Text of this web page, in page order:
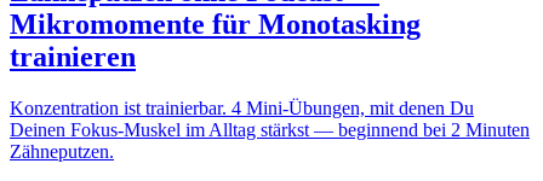
Mikromomente für Monotasking
trainieren
Konzentration ist trainierbar. 4 Mini-Übungen, mit denen Du
Deinen Fokus-Muskel im Alltag stärkst — beginnend bei 2 Minuten
Zähneputzen.